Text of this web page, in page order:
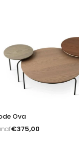
Ova
€375,00